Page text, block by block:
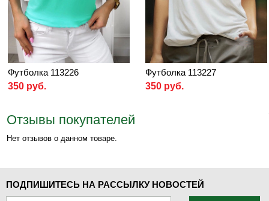
Футболка 113226
350 руб.
Футболка 113227
350 руб.
Отзывы покупателей
Нет отзывов о данном товаре.
ПОДПИШИТЕСЬ НА РАССЫЛКУ НОВОСТЕЙ